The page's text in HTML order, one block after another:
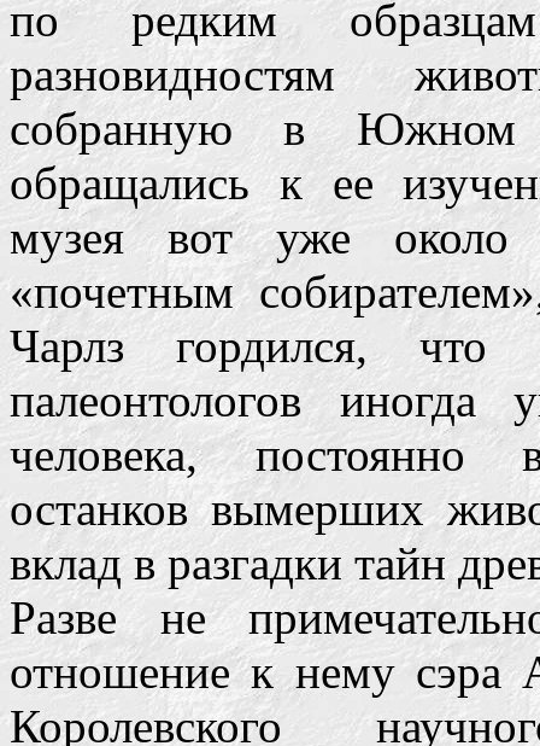
по редким
разновидностям
собранную в Южном
обращались к ее
музея вот уже около
«почетным
Чарлз гордился,
палеонтологов
человека, постоянно
останков вымерших
вклад в разгадки тайн
Разве не
отношение к нему сэра
Королевского